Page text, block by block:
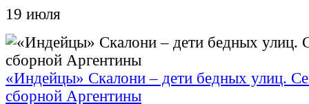
19 июля
«Индейцы» Скалони – дети бедных улиц.
сборной Аргентины